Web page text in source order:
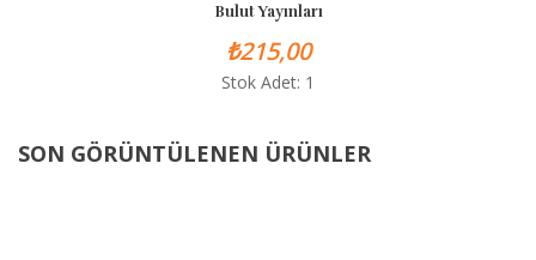
Bulut Yayınları
₺215,00
Stok Adet: 1
SON GÖRÜNTÜLENEN ÜRÜNLER